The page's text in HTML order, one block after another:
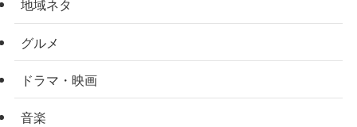
地域ネタ
グルメ
ドラマ・映画
音楽